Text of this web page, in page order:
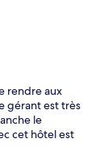
rendre aux
gérant est très
le
cet hôtel est